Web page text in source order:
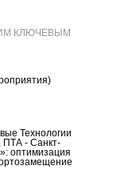
КЛЮЧЕВЫМ
Технологии
ПТА - Санкт-
оптимизация